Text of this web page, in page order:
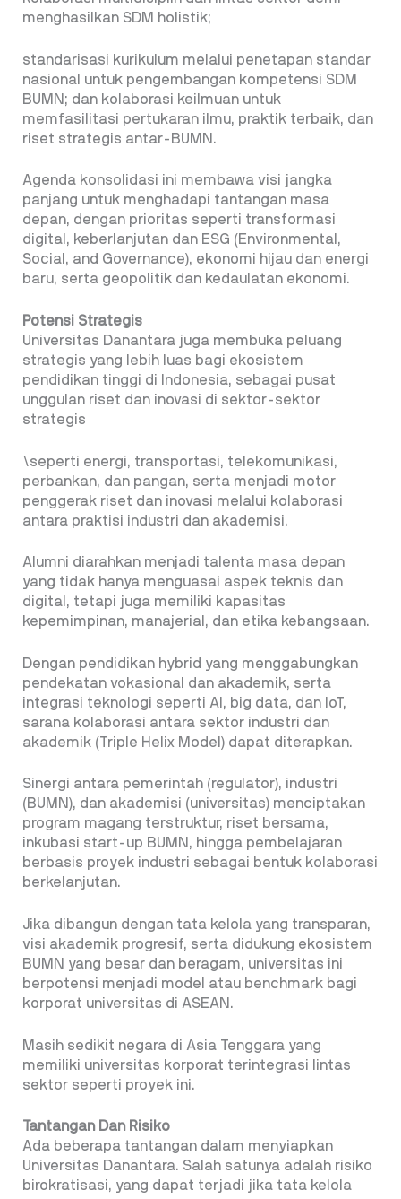
menghasilkan SDM holistik;
standarisasi kurikulum melalui penetapan standar
nasional untuk pengembangan kompetensi SDM
BUMN; dan kolaborasi keilmuan untuk
memfasilitasi pertukaran ilmu, praktik terbaik, dan
riset strategis antar-BUMN.
Agenda konsolidasi ini membawa visi jangka
panjang untuk menghadapi tantangan masa
depan, dengan prioritas seperti transformasi
digital, keberlanjutan dan ESG (Environmental,
Social, and Governance), ekonomi hijau dan energi
baru, serta geopolitik dan kedaulatan ekonomi.
Potensi Strategis
Universitas Danantara juga membuka peluang
strategis yang lebih luas bagi ekosistem
pendidikan tinggi di Indonesia, sebagai pusat
unggulan riset dan inovasi di sektor-sektor
strategis
\seperti energi, transportasi, telekomunikasi,
perbankan, dan pangan, serta menjadi motor
penggerak riset dan inovasi melalui kolaborasi
antara praktisi industri dan akademisi.
Alumni diarahkan menjadi talenta masa depan
yang tidak hanya menguasai aspek teknis dan
digital, tetapi juga memiliki kapasitas
kepemimpinan, manajerial, dan etika kebangsaan.
Dengan pendidikan hybrid yang menggabungkan
pendekatan vokasional dan akademik, serta
integrasi teknologi seperti AI, big data, dan IoT,
sarana kolaborasi antara sektor industri dan
akademik (Triple Helix Model) dapat diterapkan.
Sinergi antara pemerintah (regulator), industri
(BUMN), dan akademisi (universitas) menciptakan
program magang terstruktur, riset bersama,
inkubasi start-up BUMN, hingga pembelajaran
berbasis proyek industri sebagai bentuk kolaborasi
berkelanjutan.
Jika dibangun dengan tata kelola yang transparan,
visi akademik progresif, serta didukung ekosistem
BUMN yang besar dan beragam, universitas ini
berpotensi menjadi model atau benchmark bagi
korporat universitas di ASEAN.
Masih sedikit negara di Asia Tenggara yang
memiliki universitas korporat terintegrasi lintas
sektor seperti proyek ini.
Tantangan Dan Risiko
Ada beberapa tantangan dalam menyiapkan
Universitas Danantara. Salah satunya adalah risiko
birokratisasi, yang dapat terjadi jika tata kelola